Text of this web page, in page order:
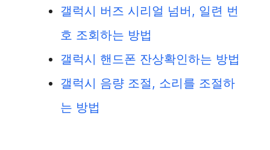
갤럭시 버즈 시리얼 넘버, 일련 번
호 조회하는 방법
갤럭시 핸드폰 잔상확인하는 방법
갤럭시 음량 조절, 소리를 조절하
는 방법